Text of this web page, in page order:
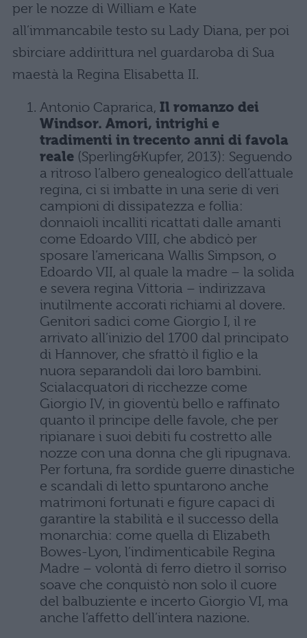
per le nozze di William e Kate
all’immancabile testo su Lady Diana, per poi
sbirciare addirittura nel guardaroba di Sua
maestà la Regina Elisabetta II.
Antonio Caprarica, Il romanzo dei
Windsor. Amori, intrighi e
tradimenti in trecento anni di favola
reale (Sperling&Kupfer, 2013): Seguendo
a ritroso l’albero genealogico dell’attuale
regina, ci si imbatte in una serie di veri
campioni di dissipatezza e follia:
donnaioli incalliti ricattati dalle amanti
come Edoardo VIII, che abdicò per
sposare l’americana Wallis Simpson, o
Edoardo VII, al quale la madre – la solida
e severa regina Vittoria – indirizzava
inutilmente accorati richiami al dovere.
Genitori sadici come Giorgio I, il re
arrivato all’inizio del 1700 dal principato
di Hannover, che sfrattò il figlio e la
nuora separandoli dai loro bambini.
Scialacquatori di ricchezze come
Giorgio IV, in gioventù bello e raffinato
quanto il principe delle favole, che per
ripianare i suoi debiti fu costretto alle
nozze con una donna che gli ripugnava.
Per fortuna, fra sordide guerre dinastiche
e scandali di letto spuntarono anche
matrimoni fortunati e figure capaci di
garantire la stabilità e il successo della
monarchia: come quella di Elizabeth
Bowes-Lyon, l’indimenticabile Regina
Madre – volontà di ferro dietro il sorriso
soave che conquistò non solo il cuore
del balbuziente e incerto Giorgio VI, ma
anche l’affetto dell’intera nazione.